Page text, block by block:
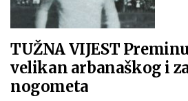
TUŽNA VIJEST
velikan arbanaškog i
nogometa